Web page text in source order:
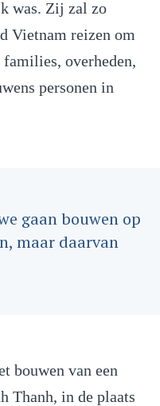
was. Zij zal zo
Vietnam reizen om
overheden,
personen in
gaan bouwen op
maar daarvan
bouwen van een
Thanh, in de plaats